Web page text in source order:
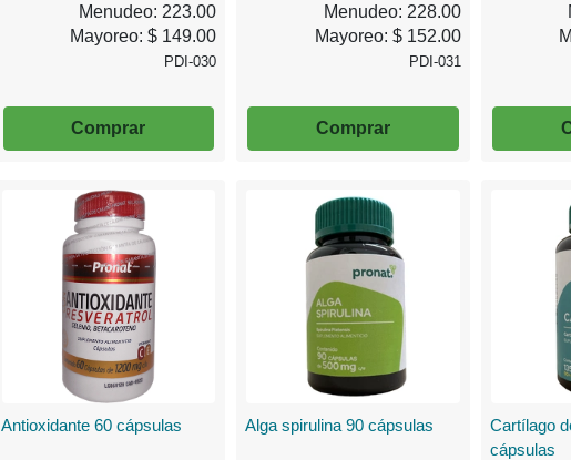
Menudeo: 223.00
Mayoreo: $ 149.00
PDI-030
Comprar
Menudeo: 228.00
Mayoreo: $ 152.00
PDI-031
Comprar
Antioxidante 60 cápsulas Alga spirulina 90 cápsulas
Cartílago
cápsulas